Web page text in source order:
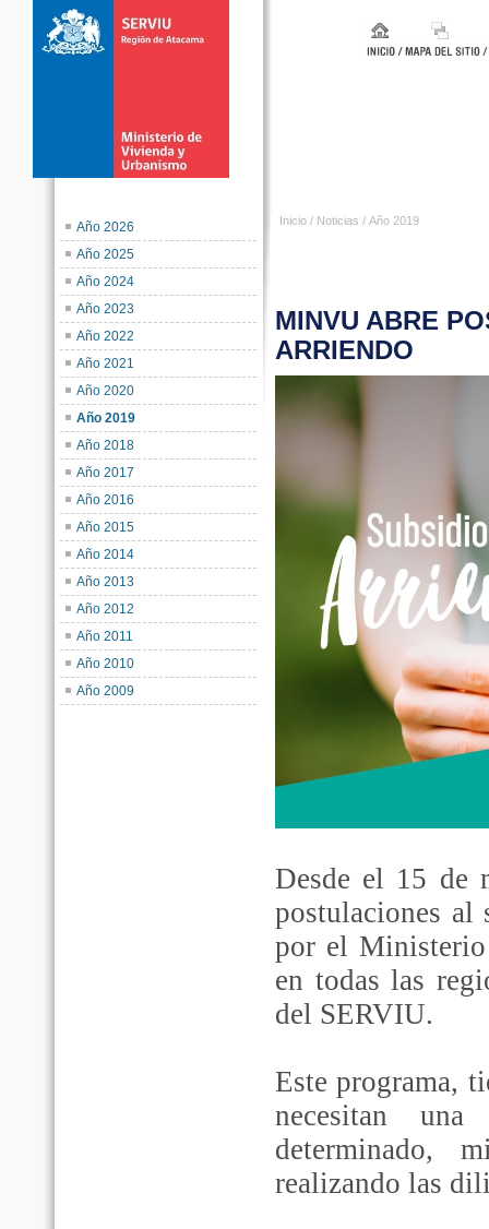
Año 2026
Año 2025
Año 2024
Año 2023
Año 2022
Año 2021
Año 2020
Año 2019
Año 2018
Año 2017
Año 2016
Año 2015
Año 2014
Año 2013
Año 2012
Año 2011
Año 2010
Año 2009
Inicio / Noticias / Año 2019
MINVU ABRE
ARRIENDO
Desde el 15 de
postulaciones al
por el
en todas las
del SERVIU.
Este programa,
necesitan
determinado,
realizando las